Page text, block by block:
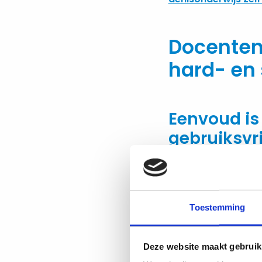
Toestemming
Deze website maakt
hard- en
Eenvoud
Als je niet uit­kijkt,
van de VPRO over